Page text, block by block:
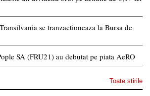
se tranzactioneaza la Bursa de
SA (FRU21) au debutat pe piata AeRO
Toate stirile